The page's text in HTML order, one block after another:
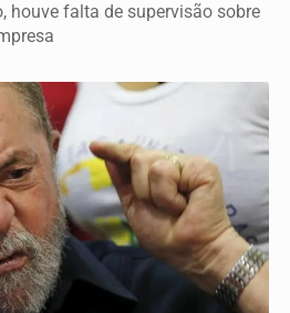
houve falta de supervisão sobre